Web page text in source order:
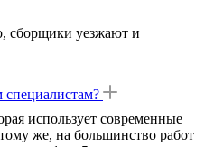
сборщики уезжают и
использует современные
же, на большинство работ